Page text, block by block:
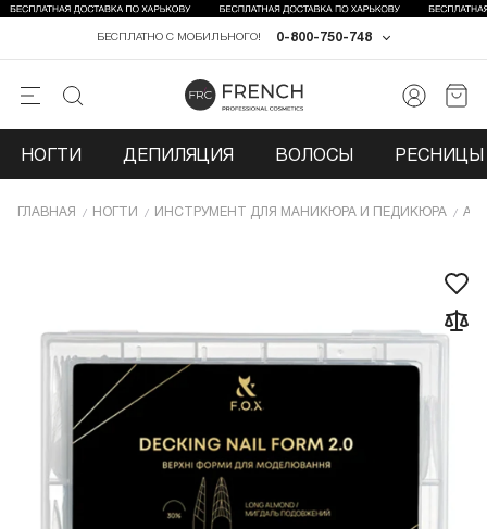
0-800-750-748
БЕСПЛАТНО С МОБИЛЬНОГО!
НОГТИ ДЕПИЛЯЦИЯ ВОЛОСЫ РЕСНИЦЫ
ГЛАВНАЯ НОГТИ ИНCТРУМЕНТ ДЛЯ МАНИКЮРА И ПЕДИКЮРА